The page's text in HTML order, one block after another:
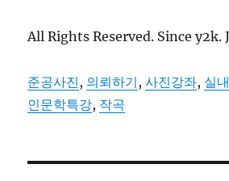
All Rights Reserved. Since y2k.
준공사진 , 의뢰하기 ,사진강좌, 실
인문학특강, 작곡